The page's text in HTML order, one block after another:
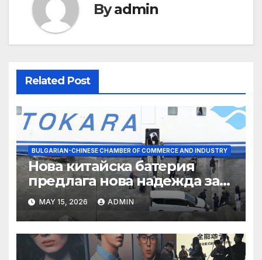
Byadmin
Related Post
BULGARIAN-CHINESE CHAMBER OF COMMERCE AND INDUSTRY
Нова китайска батерия
предлага нова надежда за
съхранение на водород
MAY 15, 2026 ADMIN